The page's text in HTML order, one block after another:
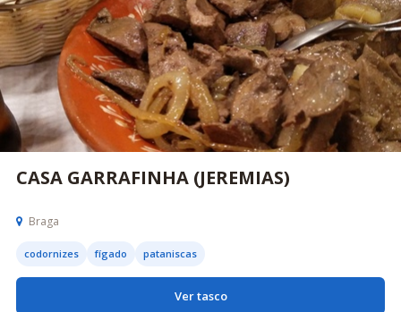
CASA GARRAFINHA (JEREMIAS)
Braga
codornizes fígado pataniscas
Ver tasco